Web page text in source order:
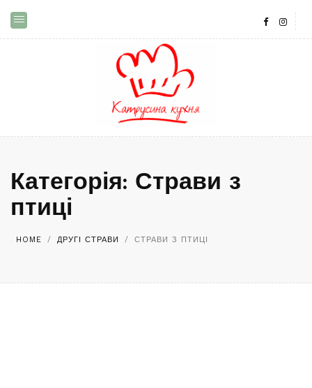
Категорія: Страви з
птиці
HOME / ДРУГІ СТРАВИ / СТРАВИ З ПТИЦІ